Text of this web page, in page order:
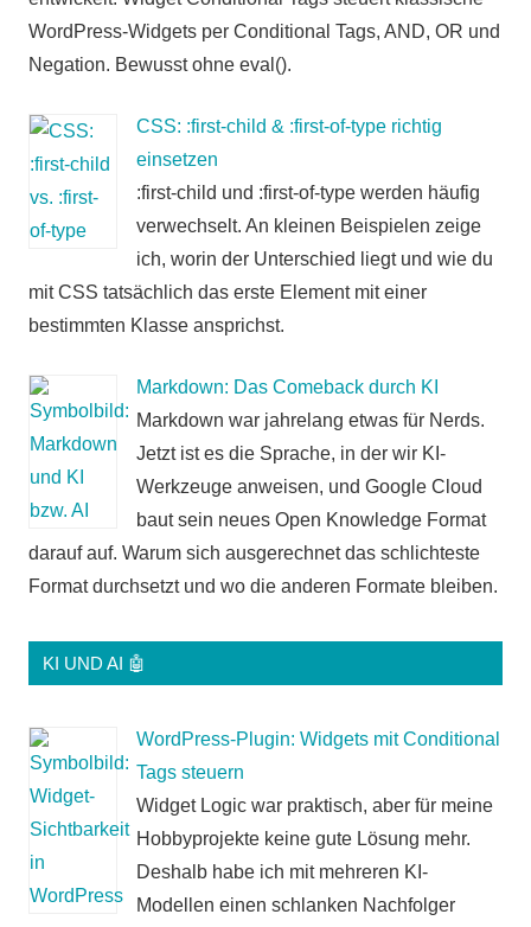
WordPress-Widgets per Conditional Tags, AND, OR und
Negation. Bewusst ohne eval().
CSS: :first-child & :first-of-type richtig
einsetzen
:first-child und :first-of-type werden häufig
verwechselt. An kleinen Beispielen zeige
ich, worin der Unterschied liegt und wie du
mit CSS tatsächlich das erste Element mit einer
bestimmten Klasse ansprichst.
Markdown: Das Comeback durch KI
Markdown war jahrelang etwas für Nerds.
Jetzt ist es die Sprache, in der wir KI-
Werkzeuge anweisen, und Google Cloud
baut sein neues Open Knowledge Format
darauf auf. Warum sich ausgerechnet das schlichteste
Format durchsetzt und wo die anderen Formate bleiben.
KI UND AI 🤖
WordPress-Plugin: Widgets mit Conditional
Tags steuern
Widget Logic war praktisch, aber für meine
Hobbyprojekte keine gute Lösung mehr.
Deshalb habe ich mit mehreren KI-
Modellen einen schlanken Nachfolger